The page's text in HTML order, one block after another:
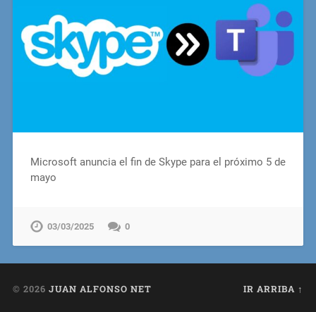
Microsoft anuncia el fin de Skype para el próximo 5 de
mayo
03/03/2025 0
© 2026 JUAN ALFONSO NET IR ARRIBA ↑